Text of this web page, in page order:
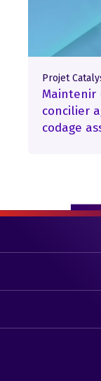
Projet
Maintenir
concilier
codage